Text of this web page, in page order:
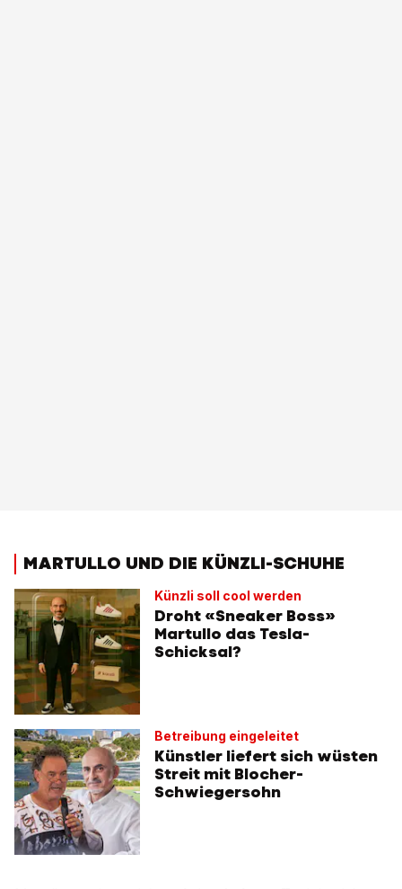
MARTULLO UND DIE KÜNZLI-SCHUHE
Künzli soll cool werden
Droht «Sneaker Boss»
Martullo das Tesla-
Schicksal?
Betreibung eingeleitet
Künstler liefert sich wüsten
Streit mit Blocher-
Schwiegersohn